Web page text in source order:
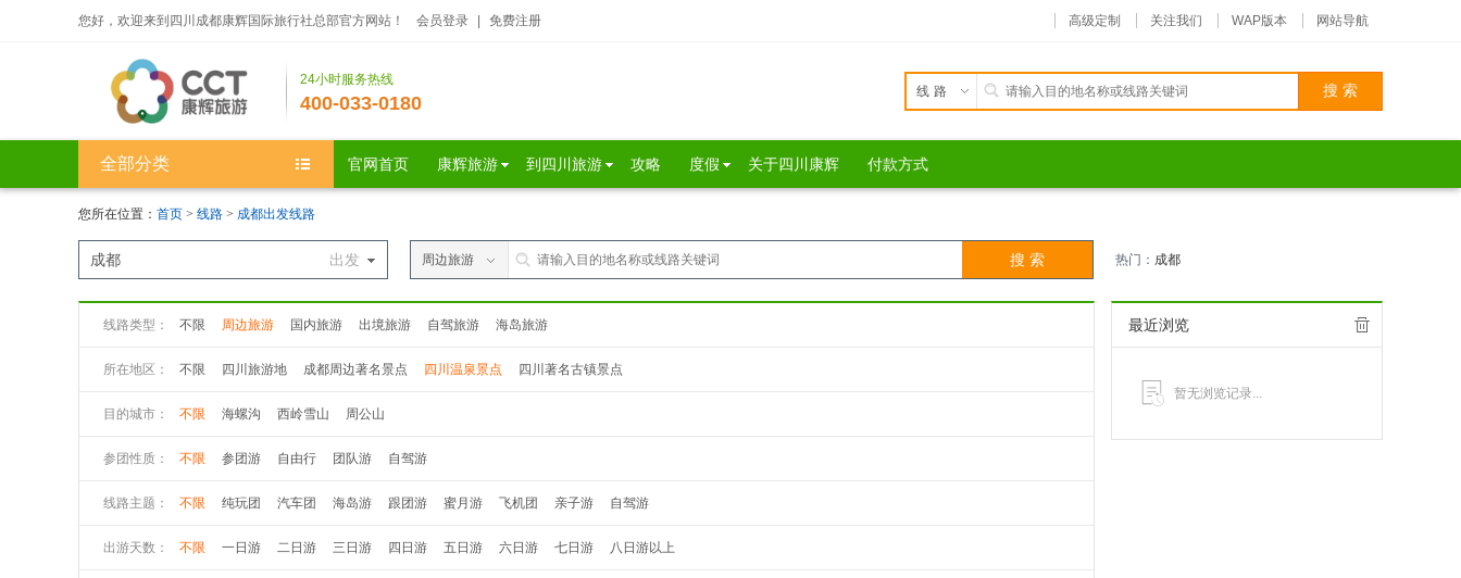
您好，欢迎来到四川成都康辉国际旅行社总部官方网站！ 会员登录 免费注册 高级定制 关注我们 WAP版本 网站导航
24小时服务热线
400-033-0180
线路
全部分类 官网首页 康辉旅游 到四川旅游 攻略 度假 关于四川康辉 付款方式
您所在位置： 首页 > 线路 > 成都出发线路
出发
成都 周边旅游 热门： 成都
线路类型： 不限 周边旅游 国内旅游 出境旅游 自驾旅游 海岛旅游
所在地区： 不限 四川旅游地 成都周边著名景点 四川温泉景点 四川著名古镇景点
目的城市： 不限 海螺沟 西岭雪山 周公山
参团性质： 不限 参团游 自由行 团队游 自驾游
线路主题： 不限 纯玩团 汽车团 海岛游 跟团游 蜜月游 飞机团 亲子游 自驾游
出游天数： 不限 一日游 二日游 三日游 四日游 五日游 六日游 七日游 八日游以上
最近浏览
暂无浏览记录...